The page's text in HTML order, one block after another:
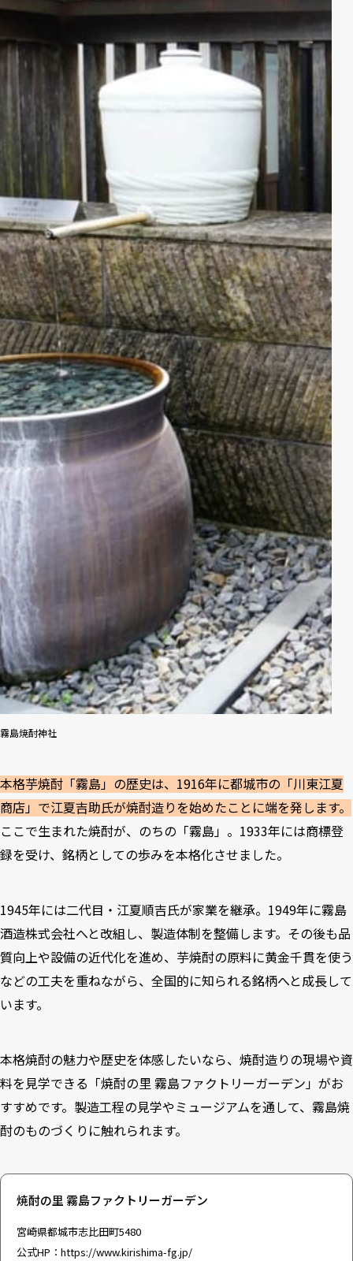
霧島焼酎神社
本格芋焼酎「霧島」の歴史は、1916年に都城市の「川東江夏
商店」で江夏吉助氏が焼酎造りを始めたことに端を発します。
ここで生まれた焼酎が、のちの「霧島」。1933年には商標登
録を受け、銘柄としての歩みを本格化させました。
1945年には二代目・江夏順吉氏が家業を継承。1949年に霧島
酒造株式会社へと改組し、製造体制を整備します。その後も品
質向上や設備の近代化を進め、芋焼酎の原料に黄金千貫を使う
などの工夫を重ねながら、全国的に知られる銘柄へと成長して
います。
本格焼酎の魅力や歴史を体感したいなら、焼酎造りの現場や資
料を見学できる「焼酎の里 霧島ファクトリーガーデン」がお
すすめです。製造工程の見学やミュージアムを通して、霧島焼
酎のものづくりに触れられます。
焼酎の里 霧島ファクトリーガーデン
宮崎県都城市志比田町5480
公式HP： https://www.kirishima-fg.jp/